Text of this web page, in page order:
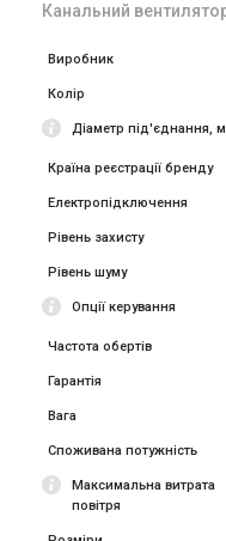
Канальний
Виробник
Колір
Діаметр під'єднання,
Країна реєстрації бренду
Електропідключення
Рівень захисту
Рівень шуму
Опції керування
Частота обертів
Гарантія
Вага
Споживана потужність
Максимальна витрата
повітря